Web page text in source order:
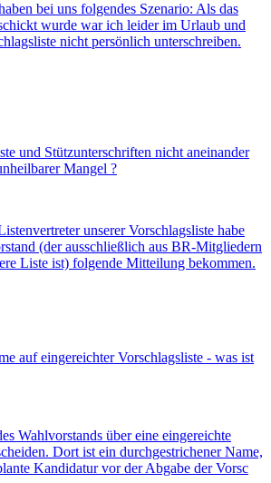
bei uns folgendes Szenario: Als das
wurde war ich leider im Urlaub und
nicht persönlich unterschreiben.
und Stützunterschriften nicht aneinander
Mangel ?
unserer Vorschlagsliste habe
(der ausschließlich aus BR-Mitgliedern
Liste ist) folgende Mitteilung bekommen.
auf eingereichter Vorschlagsliste - was ist
Wahlvorstands über eine eingereichte
Dort ist ein durchgestrichener Name,
Kandidatur vor der Abgabe der Vorsc